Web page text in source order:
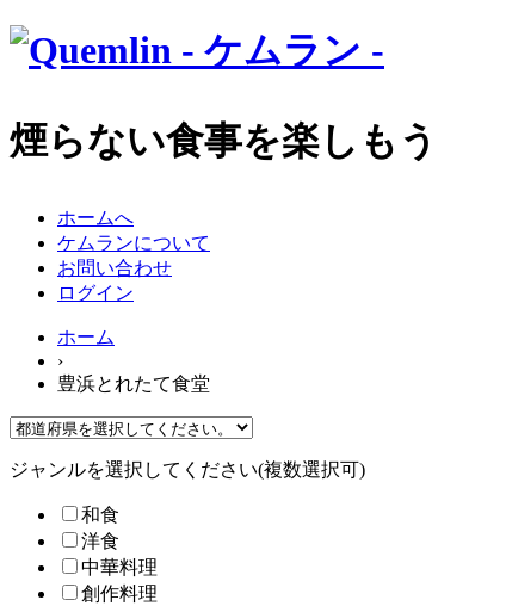
煙らない食事を楽しもう
ホームへ
ケムランについて
お問い合わせ
ログイン
ホーム
›
豊浜とれたて食堂
ジャンルを選択してください(複数選択可)
和食
洋食
中華料理
創作料理